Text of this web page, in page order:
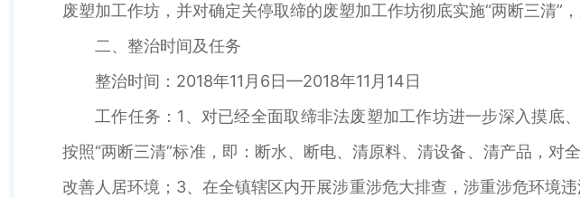
废塑加工作坊，并对确定关停取缔的废塑加工作坊彻底实施“两断三清”
二、整治时间及任务
整治时间：2018年11月6日—2018年11月14日
工作任务：1、对已经全面取缔非法废塑加工作坊进一步深入摸底
按照“两断三清”标准，即：断水、断电、清原料、清设备、清产品，对
改善人居环境；3、在全镇辖区内开展涉重涉危大排查，